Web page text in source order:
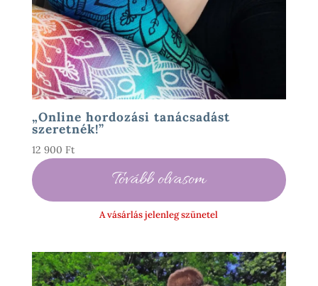
„Online hordozási tanácsadást
szeretnék!”
12 900 Ft
Tovább olvasom
A vásárlás jelenleg szünetel